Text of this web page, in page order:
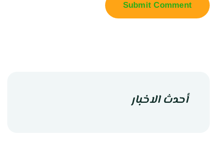
Submit Comment
أحدث الاخبار